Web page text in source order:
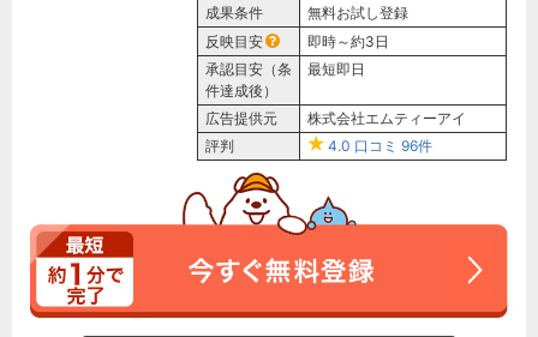
成果条件
無料お試し登録
反映目安
即時～約3日
承認目安（条
件達成後）
最短即日
広告提供元
株式会社エムティーアイ
評判
4.0 口コミ 96件